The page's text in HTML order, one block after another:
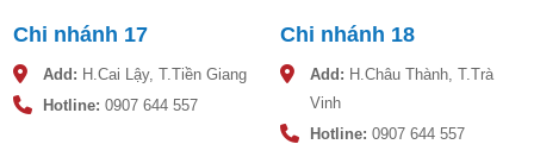
Chi nhánh 17
Add: H.Cai Lậy, T.Tiền Giang
Hotline: 0907 644 557
Chi nhánh 18
Add: H.Châu Thành, T.Trà
Vinh
Hotline: 0907 644 557